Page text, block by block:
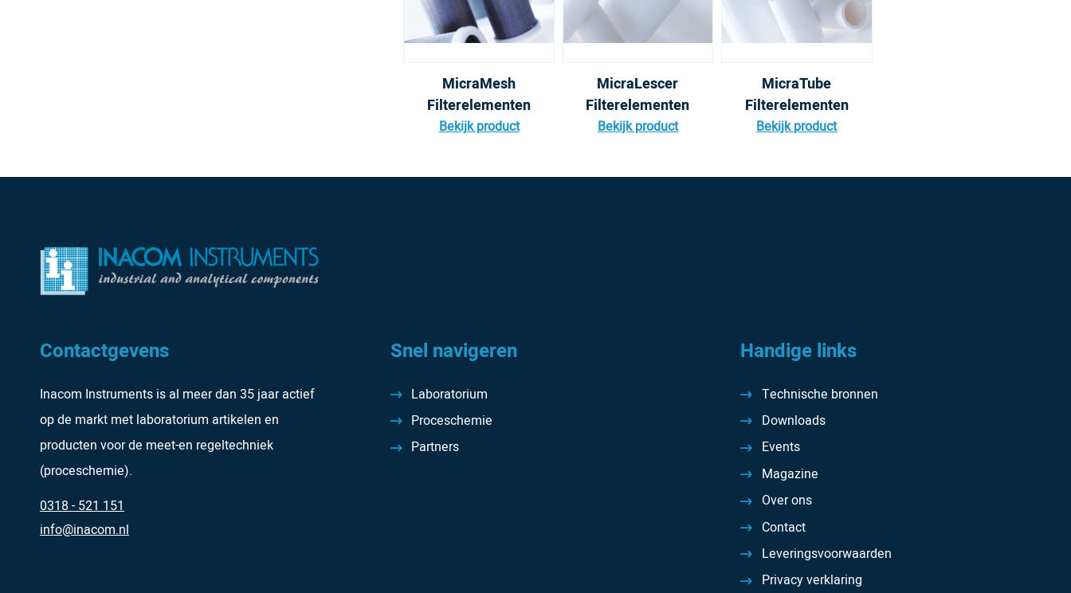
MicraMesh
Filterelementen
Bekijk product
MicraLescer
Filterelementen
Bekijk product
MicraTube
Filterelementen
Bekijk product
Contactgevens
Inacom Instruments is al meer dan 35 jaar actief
op de markt met laboratorium artikelen en
producten voor de meet-en regeltechniek
(proceschemie).
0318 - 521 151
info@inacom.nl
Snel navigeren
Laboratorium
Proceschemie
Partners
Handige links
Technische bronnen
Downloads
Events
Magazine
Over ons
Contact
Leveringsvoorwaarden
Privacy verklaring